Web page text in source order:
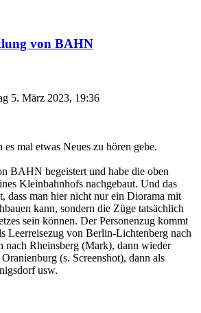
von BAHN
5. März 2023, 19:36
mal etwas Neues zu hören gebe.
BAHN begeistert und habe die oben
Kleinbahnhofs nachgebaut. Und das
dass man hier nicht nur ein Diorama mit
kann, sondern die Züge tatsächlich
sein können. Der Personenzug kommt
Leerreisezug von Berlin-Lichtenberg nach
nach Rheinsberg (Mark), dann wieder
(s. Screenshot), dann als
usw.